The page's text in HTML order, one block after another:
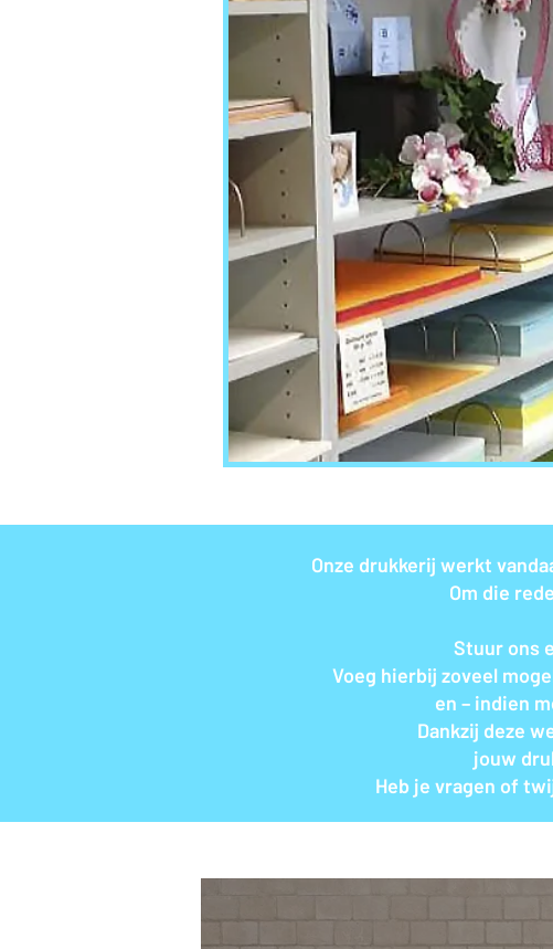
Onze drukkerij werkt
Om die
Stuur ons
Voeg hierbij zoveel
en – indien
Dankzij deze
jouw
Heb je vragen of